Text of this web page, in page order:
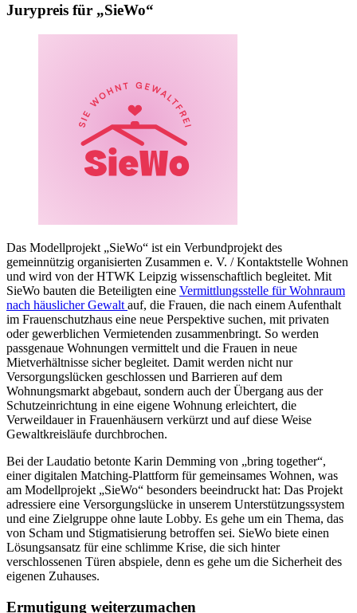
Jurypreis für „SieWo“
Das Modellprojekt „SieWo“ ist ein Verbundprojekt des
gemeinnützig organisierten Zusammen e. V. / Kontaktstelle Wohnen
und wird von derHTWK Leipzig wissenschaftlich begleitet. Mit
SieWo bauten die Beteiligten eine Vermittlungsstelle für Wohnraum
nach häuslicher Gewalt auf, die Frauen, die nach einem Aufenthalt
im Frauenschutzhaus eine neue Perspektive suchen, mit privaten
oder gewerblichen Vermietenden zusammenbringt. So werden
passgenaue Wohnungen vermittelt und die Frauen in neue
Mietverhältnisse sicher begleitet. Damit werden nicht nur
Versorgungslücken geschlossen und Barrieren auf dem
Wohnungsmarkt abgebaut, sondern auch der Übergang aus der
Schutzeinrichtung in eine eigene Wohnung erleichtert, die
Verweildauer in Frauenhäusern verkürzt und auf diese Weise
Gewaltkreisläufe durchbrochen.
Bei der Laudatio betonte Karin Demming von „bring together“,
einer digitalen Matching-Plattform für gemeinsames Wohnen, was
am Modellprojekt „SieWo“ besonders beeindruckt hat: Das Projekt
adressiere eine Versorgungslücke in unserem Unterstützungssystem
und eine Zielgruppe ohne laute Lobby. Es gehe um ein Thema, das
von Scham und Stigmatisierung betroffen sei. SieWo biete einen
Lösungsansatz für eine schlimme Krise, die sich hinter
verschlossenen Türen abspiele, denn es gehe um die Sicherheit des
eigenen Zuhauses.
Ermutigung weiterzumachen